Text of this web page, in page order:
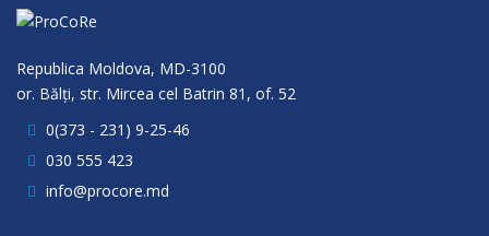
Republica Moldova, MD-3100
or. Bălţi, str. Mircea cel Batrin 81, of. 52
0(373 - 231) 9-25-46
030 555 423
info@procore.md